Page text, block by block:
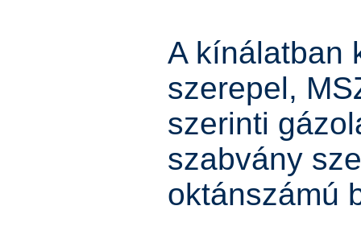
A kínálatban
szerepel,
szerinti
szabvány
oktánszámú